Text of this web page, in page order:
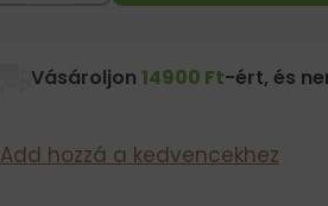
Vásároljon 14900 Ft-ért, és
Add hozzá a kedvencekhez